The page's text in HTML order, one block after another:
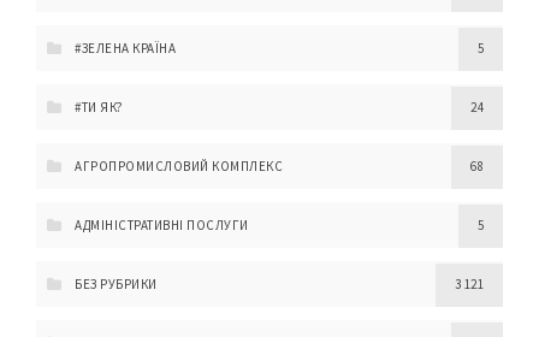
#ЗЕЛЕНА КРАЇНА 5
#ТИ ЯК? 24
АГРОПРОМИСЛОВИЙ КОМПЛЕКС 68
АДМІНІСТРАТИВНІ ПОСЛУГИ 5
БЕЗ РУБРИКИ 3 121